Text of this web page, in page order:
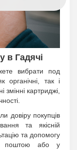
в Гадячі
вибрати под
органічні, так і
картриджі,
довіру покупців
та якісній
та допомогу
поштою або у